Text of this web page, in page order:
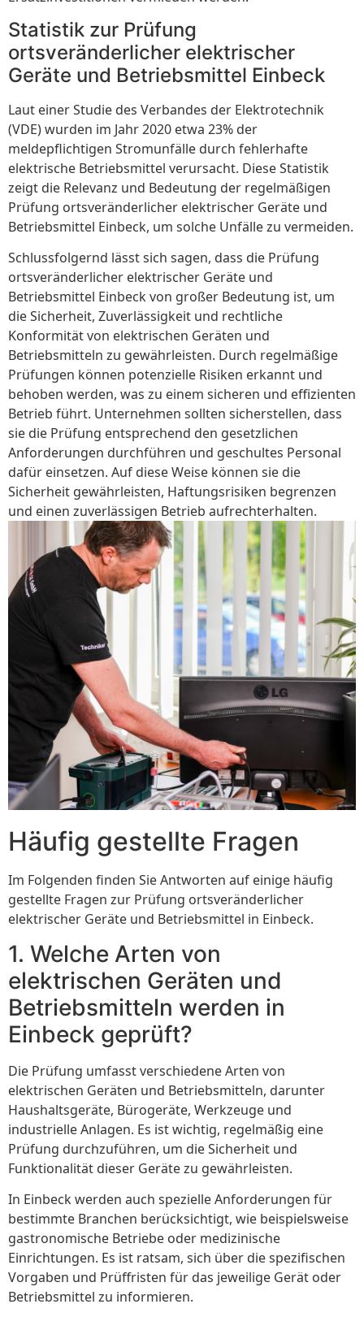
Statistik zur Prüfung
ortsveränderlicher elektrischer
Geräte und Betriebsmittel Einbeck
Laut einer Studie des Verbandes der Elektrotechnik
(VDE) wurden im Jahr 2020 etwa 23% der
meldepflichtigen Stromunfälle durch fehlerhafte
elektrische Betriebsmittel verursacht. Diese Statistik
zeigt die Relevanz und Bedeutung der regelmäßigen
Prüfung ortsveränderlicher elektrischer Geräte und
Betriebsmittel Einbeck, um solche Unfälle zu vermeiden.
Schlussfolgernd lässt sich sagen, dass die Prüfung
ortsveränderlicher elektrischer Geräte und
Betriebsmittel Einbeck von großer Bedeutung ist, um
die Sicherheit, Zuverlässigkeit und rechtliche
Konformität von elektrischen Geräten und
Betriebsmitteln zu gewährleisten. Durch regelmäßige
Prüfungen können potenzielle Risiken erkannt und
behoben werden, was zu einem sicheren und effizienten
Betrieb führt. Unternehmen sollten sicherstellen, dass
sie die Prüfung entsprechend den gesetzlichen
Anforderungen durchführen und geschultes Personal
dafür einsetzen. Auf diese Weise können sie die
Sicherheit gewährleisten, Haftungsrisiken begrenzen
und einen zuverlässigen Betrieb aufrechterhalten.
Häufig gestellte Fragen
Im Folgenden finden Sie Antworten auf einige häufig
gestellte Fragen zur Prüfung ortsveränderlicher
elektrischer Geräte und Betriebsmittel in Einbeck.
1. Welche Arten von
elektrischen Geräten und
Betriebsmitteln werden in
Einbeck geprüft?
Die Prüfung umfasst verschiedene Arten von
elektrischen Geräten und Betriebsmitteln, darunter
Haushaltsgeräte, Bürogeräte, Werkzeuge und
industrielle Anlagen. Es ist wichtig, regelmäßig eine
Prüfung durchzuführen, um die Sicherheit und
Funktionalität dieser Geräte zu gewährleisten.
In Einbeck werden auch spezielle Anforderungen für
bestimmte Branchen berücksichtigt, wie beispielsweise
gastronomische Betriebe oder medizinische
Einrichtungen. Es ist ratsam, sich über die spezifischen
Vorgaben und Prüffristen für das jeweilige Gerät oder
Betriebsmittel zu informieren.